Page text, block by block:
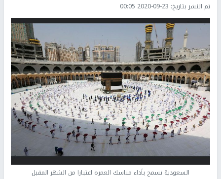
تم النشر بتاريخ: 2020-09-23 00:05
السعودية تسمح بأداء مناسك العمرة اعتبارا من الشهر المقبل